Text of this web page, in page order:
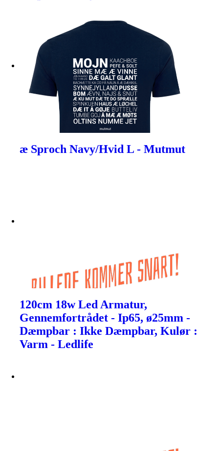
æ Sproch Navy/Hvid L - Mutmut
120cm 18w Led Armatur,
Gennemfortrådet - Ip65, ø25mm -
Dæmpbar : Ikke Dæmpbar, Kulør :
Varm - Ledlife